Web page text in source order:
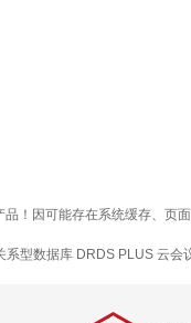
！因可能存在系统缓存、页
系型数据库 DRDS PLUS 云会